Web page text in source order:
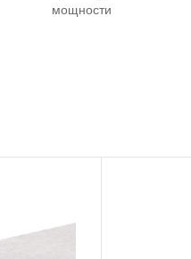
мощности